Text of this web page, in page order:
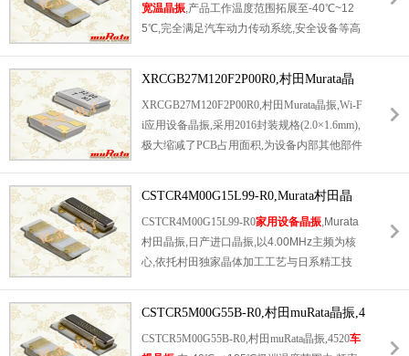
宽温晶振 ,产品工作温度范围拓展至-40℃~12
5℃,完全满足汽车动力传动系统,安全设备等高
率精度卓越,谐振阻抗≤40Ω,内置33pF负载电容
简化电路设计,激光印字标识清晰易辨识.
XRCGB27M120F2P00R0,村田Murata晶
振,Wi-Fi应用设备晶振
XRCGB27M120F2P00R0,村田Murata晶振,Wi-F
i应用设备晶振,采用2016封装规格(2.0×1.6mm),
极大缩减了PCB占用面积,为设备内部其他部件
度,还拥有优异的频率老化特性,长期使用后仍
能维持稳定的时频性能.适配表面贴装工艺,可
实现自动化批量生产,提升Wi-Fi设备制造商的
生产效率,广泛适用于Wi-Fi智能音箱,智能摄像
CSTCR4M00G15L99-R0,Murata村田晶
振,日产进口晶振
CSTCR4M00G15L99-R0家用设备晶振 ,Murata
村田晶振,日产进口晶振,以4.00MHz主频为核
心,依托村田独家晶体加工工艺与日系精工技
构,抗振动,抗电磁干扰(EMI)能力卓越,寄生参数
极低,启动响应迅速,无源设计无需外部驱动电
CSTCR5M00G55B-R0,村田muRata晶振,4
520车规晶振
CSTCR5M00G55B-R0,村田muRata晶振,4520车